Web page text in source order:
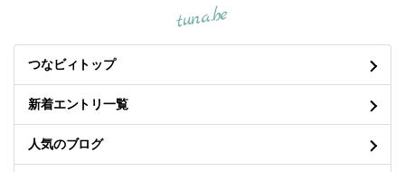
tuna.be
つなビィトップ
新着エントリ一覧
人気のブログ